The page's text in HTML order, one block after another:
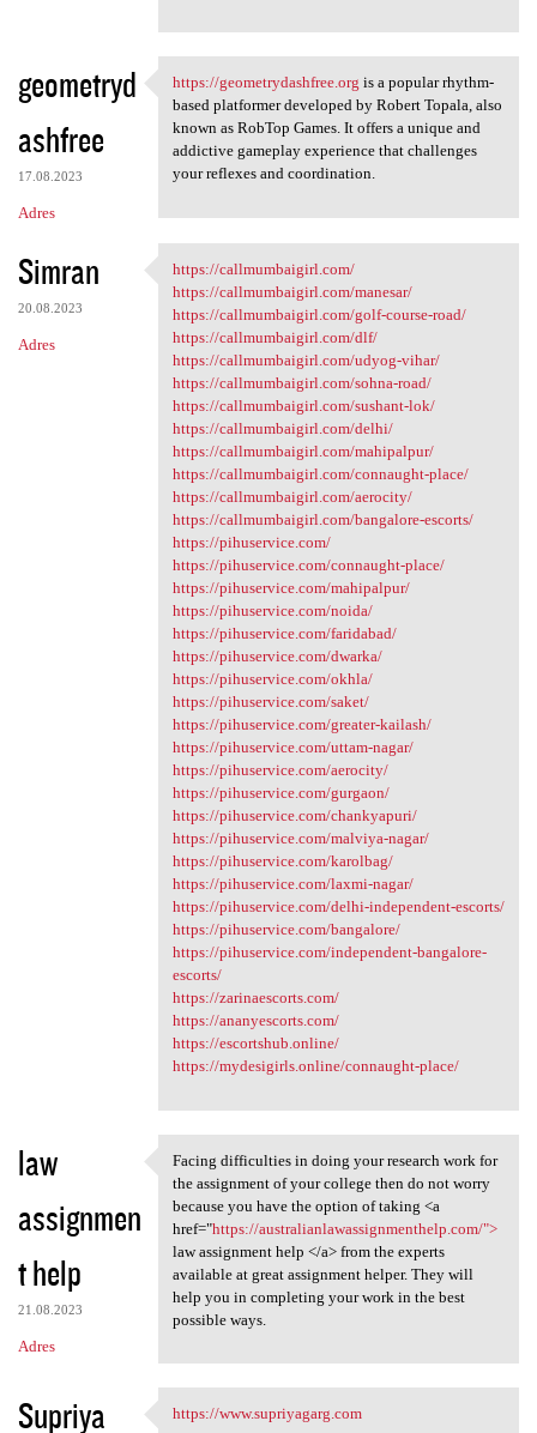
geometryd
ashfree
17.08.2023
Adres
https://geometrydashfree.org
https://geometrydashfree.org is a popular rhythm-
based platformer developed by Robert Topala, also
known as RobTop Games. It offers a unique and
addictive gameplay experience that challenges
your reflexes and coordination.
Simran
20.08.2023
Adres
https://callmumbaigirl.com/
https://callmumbaigirl.com/
https://callmumbaigirl.com/manesar/
https://callmumbaigirl.com/golf-course-road/
https://callmumbaigirl.com/dlf/
https://callmumbaigirl.com/udyog-vihar/
https://callmumbaigirl.com/sohna-road/
https://callmumbaigirl.com/sushant-lok/
https://callmumbaigirl.com/delhi/
https://callmumbaigirl.com/mahipalpur/
https://callmumbaigirl.com/connaught-place/
https://callmumbaigirl.com/aerocity/
https://callmumbaigirl.com/bangalore-escorts/
https://pihuservice.com/
https://pihuservice.com/connaught-place/
https://pihuservice.com/mahipalpur/
https://pihuservice.com/noida/
https://pihuservice.com/faridabad/
https://pihuservice.com/dwarka/
https://pihuservice.com/okhla/
https://pihuservice.com/saket/
https://pihuservice.com/greater-kailash/
https://pihuservice.com/uttam-nagar/
https://pihuservice.com/aerocity/
https://pihuservice.com/gurgaon/
https://pihuservice.com/chankyapuri/
https://pihuservice.com/malviya-nagar/
https://pihuservice.com/karolbag/
https://pihuservice.com/laxmi-nagar/
https://pihuservice.com/delhi-independent-escorts/
https://pihuservice.com/bangalore/
https://pihuservice.com/independent-bangalore-
escorts/
https://zarinaescorts.com/
https://ananyescorts.com/
https://escortshub.online/
https://mydesigirls.online/connaught-place/
law
assignmen
t help
21.08.2023
Adres
Facing difficulties in doing
Facing difficulties in doing your research work for
the assignment of your college then do not worry
because you have the option of taking <a
href="https://australianlawassignmenthelp.com/">
law assignment help </a> from the experts
available at great assignment helper. They will
help you in completing your work in the best
possible ways.
Supriya
https://www.supriyagarg.com